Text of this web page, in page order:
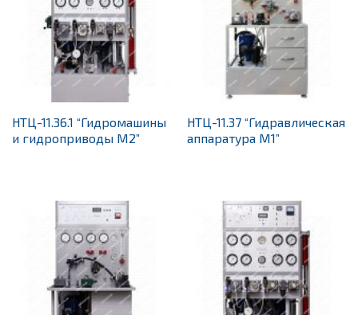
НТЦ-11.36.1 “Гидромашины
и гидроприводы М2”
НТЦ-11.37 “Гидравлическая
аппаратура М1”